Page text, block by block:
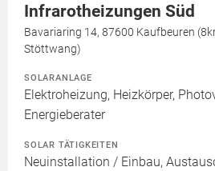
Infrarotheizungen Süd
Bavariaring 14, 87600 Kaufbeuren
Stöttwang)
SOLARANLAGE
Elektroheizung, Heizkörper,
Energieberater
SOLAR TÄTIGKEITEN
Neuinstallation / Einbau,